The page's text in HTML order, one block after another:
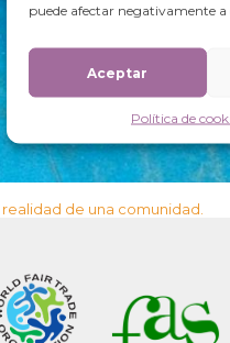
puede afectar negativamente a
Aceptar
Política de
de una comunidad.